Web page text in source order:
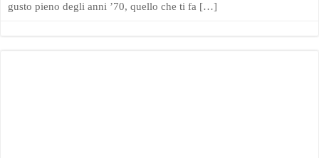
gusto pieno degli anni ’70, quello che ti fa […]